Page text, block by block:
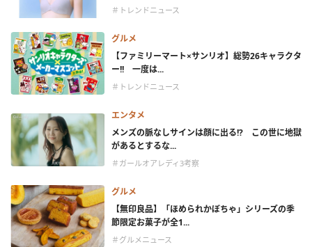
＃トレンドニュース
グルメ
【ファミリーマート×サンリオ】総勢26キャラクタ
ー!! 一度は...
＃トレンドニュース
エンタメ
メンズの脈なしサインは顔に出る!? この世に地獄
があるとするな...
＃ガールオアレディ3考察
グルメ
【無印良品】「ほめられかぼちゃ」シリーズの季
節限定お菓子が全1...
＃グルメニュース